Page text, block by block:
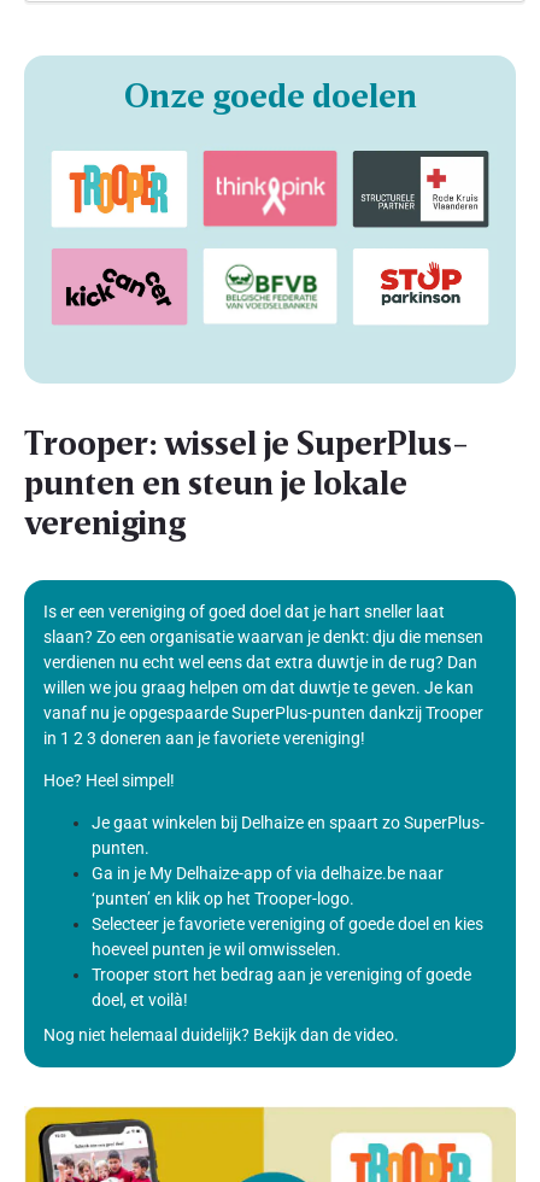
Onze goede doelen
Trooper: wissel je SuperPlus-
punten en steun je lokale
vereniging
Is er een vereniging of goed doel dat je hart sneller laat
slaan? Zo een organisatie waarvan je denkt: dju die mensen
verdienen nu echt wel eens dat extra duwtje in de rug? Dan
willen we jou graag helpen om dat duwtje te geven. Je kan
vanaf nu je opgespaarde SuperPlus-punten dankzij Trooper
in 1 2 3 doneren aan je favoriete vereniging!
Hoe? Heel simpel!
Je gaat winkelen bij Delhaize en spaart zo SuperPlus-
punten.
Ga in je My Delhaize-app of via delhaize.be naar
‘punten’ en klik op het Trooper-logo.
Selecteer je favoriete vereniging of goede doel en kies
hoeveel punten je wil omwisselen.
Trooper stort het bedrag aan je vereniging of goede
doel, et voilà!
Nog niet helemaal duidelijk? Bekijk dan de video.